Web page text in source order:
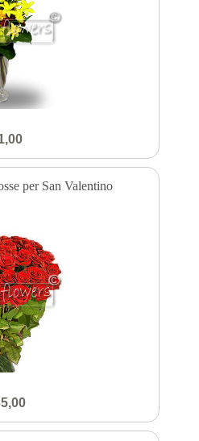
per San Valentino